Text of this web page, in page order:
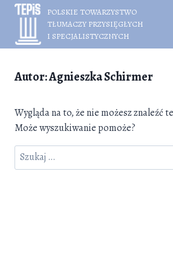
Przejdź
treści
POLSKIE TOWARZYSTWO
TŁUMACZY PRZYSIĘGŁYCH
I SPECJALISTYCZNYCH
Autor: Agnieszka Schirmer
Wygląda na to, że nie możesz znaleźć
Może wyszukiwanie pomoże?
Szukaj: